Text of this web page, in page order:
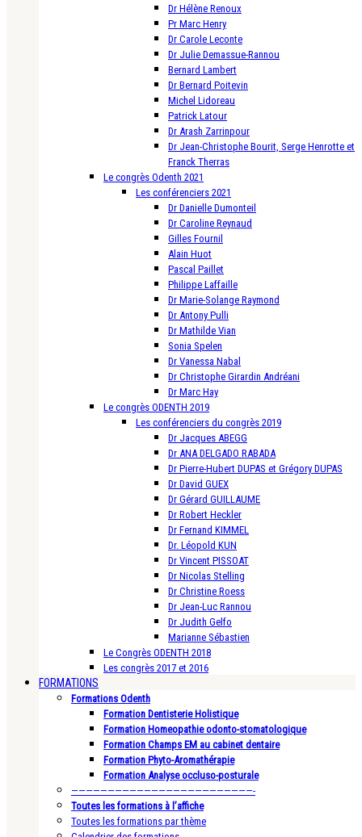
Dr Hélène Renoux
Pr Marc Henry
Dr Carole Leconte
Dr Julie Demassue-Rannou
Bernard Lambert
Dr Bernard Poitevin
Michel Lidoreau
Patrick Latour
Dr Arash Zarrinpour
Dr Jean-Christophe Bourit, Serge Henrotte et
Franck Therras
Le congrès Odenth 2021
Les conférenciers 2021
Dr Danielle Dumonteil
Dr Caroline Reynaud
Gilles Fournil
Alain Huot
Pascal Paillet
Philippe Laffaille
Dr Marie-Solange Raymond
Dr Antony Pulli
Dr Mathilde Vian
Sonia Spelen
Dr Vanessa Nabal
Dr Christophe Girardin Andréani
Dr Marc Hay
Le congrès ODENTH 2019
Les conférenciers du congrès 2019
Dr Jacques ABEGG
Dr ANA DELGADO RABADA
Dr Pierre-Hubert DUPAS et Grégory DUPAS
Dr David GUEX
Dr Gérard GUILLAUME
Dr Robert Heckler
Dr Fernand KIMMEL
Dr. Léopold KUN
Dr Vincent PISSOAT
Dr Nicolas Stelling
Dr Christine Roess
Dr Jean-Luc Rannou
Dr Judith Gelfo
Marianne Sébastien
Le Congrès ODENTH 2018
Les congrès 2017 et 2016
FORMATIONS
Formations Odenth
Formation Dentisterie Holistique
Formation Homeopathie odonto-stomatologique
Formation Champs EM au cabinet dentaire
Formation Phyto-Aromathérapie
Formation Analyse occluso-posturale
—————————————————————————-
Toutes les formations à l’affiche
Toutes les formations par thème